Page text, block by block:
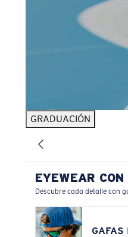
GRADUACIÓN
EYEWEAR
Descubre cada detalle con
GAFAS